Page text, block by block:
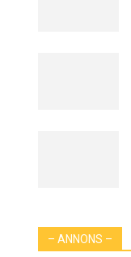
– ANNONS –